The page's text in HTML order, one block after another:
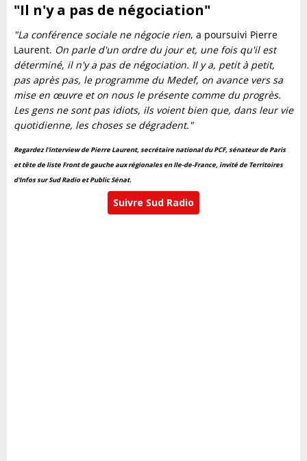
"Il n'y a pas de négociation"
"La conférence sociale ne négocie rien, a poursuivi Pierre
Laurent. On parle d'un ordre du jour et, une fois qu'il est
déterminé, il n'y a pas de négociation. Il y a, petit à petit,
pas après pas, le programme du Medef, on avance vers sa
mise en œuvre et on nous le présente comme du progrès.
Les gens ne sont pas idiots, ils voient bien que, dans leur vie
quotidienne, les choses se dégradent."
Regardez l'interview de Pierre Laurent, secrétaire national du PCF, sénateur de Paris
et tête de liste Front de gauche aux régionales en Ile-de-France, invité de Territoires
d'Infos sur Sud Radio et Public Sénat.
Suivre Sud Radio